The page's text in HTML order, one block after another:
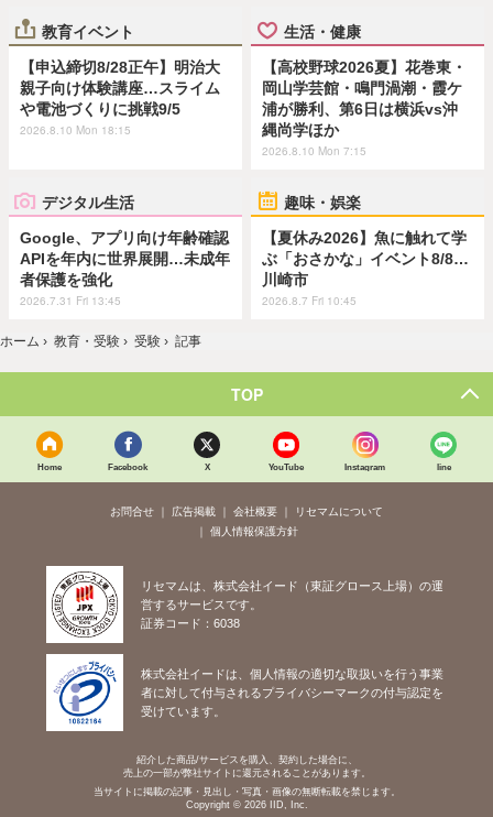
教育イベント
【申込締切8/28正午】明治大
親子向け体験講座…スライム
や電池づくりに挑戦9/5
2026.8.10 Mon 18:15
生活・健康
【高校野球2026夏】花巻東・
岡山学芸館・鳴門渦潮・霞ケ
浦が勝利、第6日は横浜vs沖
縄尚学ほか
2026.8.10 Mon 7:15
デジタル生活
Google、アプリ向け年齢確認
APIを年内に世界展開…未成年
者保護を強化
2026.7.31 Fri 13:45
趣味・娯楽
【夏休み2026】魚に触れて学
ぶ「おさかな」イベント8/8…
川崎市
2026.8.7 Fri 10:45
ホーム › 教育・受験 › 受験 › 記事
TOP
Home Facebook X YouTube Instagram line
お問合せ 広告掲載 会社概要
リセマムについて
個人情報保護方針
リセマムは、株式会社イード（東証グロース上場）の運
営するサービスです。
証券コード：6038
株式会社イードは、個人情報の適切な取扱いを行う事業
者に対して付与されるプライバシーマークの付与認定を
受けています。
紹介した商品/サービスを購入、契約した場合に、
売上の一部が弊社サイトに還元されることがあります。
当サイトに掲載の記事・見出し・写真・画像の無断転載を禁じます。
Copyright © 2026 IID, Inc.